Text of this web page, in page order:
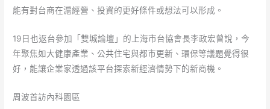
能有對台商在滬經營、投資的更好條件或想法可以形成。
19日也返台參加「雙城論壇」的上海市台協會長李政宏曾說，今
年聚焦如大健康產業、公共住宅與都市更新、環保等議題覺得很
好，能讓企業家透過該平台探索新經濟情勢下的新商機。
周波首訪內科園區